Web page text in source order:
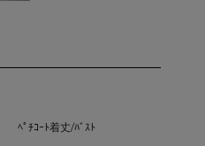
ﾍﾟﾁｺｰﾄ着丈/ﾊﾞｽﾄ